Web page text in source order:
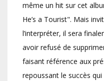
même un hit sur cet
He’s a Tourist". Mais
l’interpréter, il sera
avoir refusé de
faisant référence aux
repoussant le succès